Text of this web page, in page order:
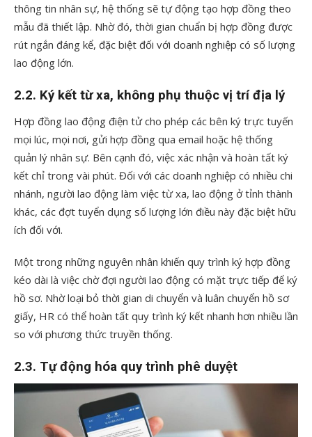
thông tin nhân sự, hệ thống sẽ tự động tạo hợp đồng theo
mẫu đã thiết lập. Nhờ đó, thời gian chuẩn bị hợp đồng được
rút ngắn đáng kể, đặc biệt đối với doanh nghiệp có số lượng
lao động lớn.
2.2. Ký kết từ xa, không phụ thuộc vị trí địa lý
Hợp đồng lao động điện tử cho phép các bên ký trực tuyến
mọi lúc, mọi nơi, gửi hợp đồng qua email hoặc hệ thống
quản lý nhân sự. Bên cạnh đó, việc xác nhận và hoàn tất ký
kết chỉ trong vài phút. Đối với các doanh nghiệp có nhiều chi
nhánh, người lao động làm việc từ xa, lao động ở tỉnh thành
khác, các đợt tuyển dụng số lượng lớn điều này đặc biệt hữu
ích đối với.
Một trong những nguyên nhân khiến quy trình ký hợp đồng
kéo dài là việc chờ đợi người lao động có mặt trực tiếp để ký
hồ sơ. Nhờ loại bỏ thời gian di chuyển và luân chuyển hồ sơ
giấy, HR có thể hoàn tất quy trình ký kết nhanh hơn nhiều lần
so với phương thức truyền thống.
2.3. Tự động hóa quy trình phê duyệt